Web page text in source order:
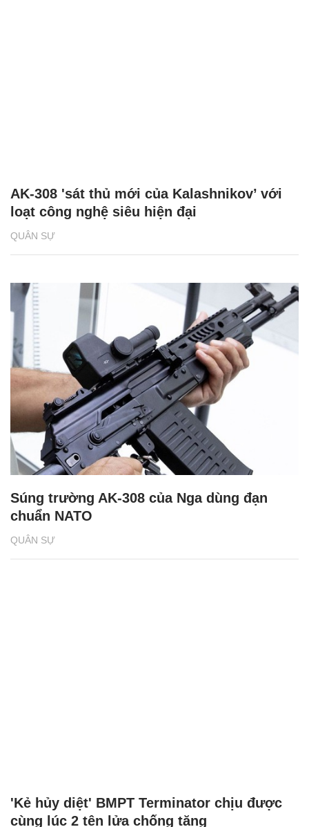
QUÂN SỰ
AK-308 'sát thủ mới của Kalashnikov’ với
loạt công nghệ siêu hiện đại
QUÂN SỰ
Súng trường AK-308 của Nga dùng đạn
chuẩn NATO
'Kẻ hủy diệt' BMPT Terminator chịu được
cùng lúc 2 tên lửa chống tăng